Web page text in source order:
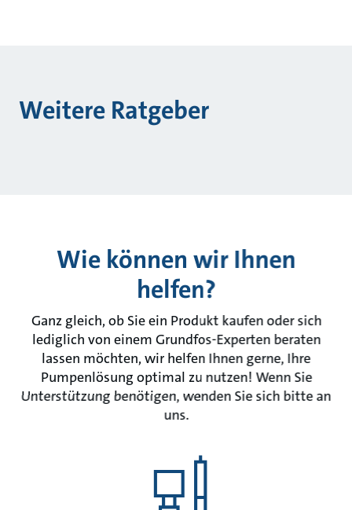
Weitere Ratgeber
Wie können wir Ihnen
helfen?
Ganz gleich, ob Sie ein Produkt kaufen oder sich
lediglich von einem Grundfos-Experten beraten
lassen möchten, wir helfen Ihnen gerne, Ihre
Pumpenlösung optimal zu nutzen! Wenn Sie
Unterstützung benötigen, wenden Sie sich bitte an
uns.